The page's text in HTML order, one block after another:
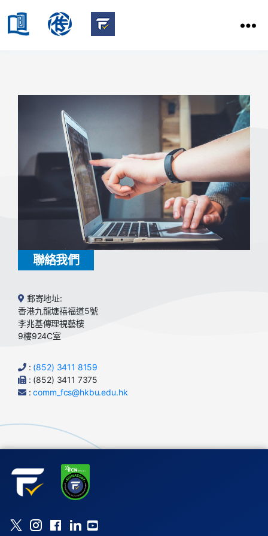
HKBU
of
Communication
聯絡我們
郵寄地址:
香港九龍塘禧福道5號
李兆基傳理視藝樓
9樓924C室
: (852) 3411 8159
: (852) 3411 7375
:comm_fcs@hkbu.edu.hk